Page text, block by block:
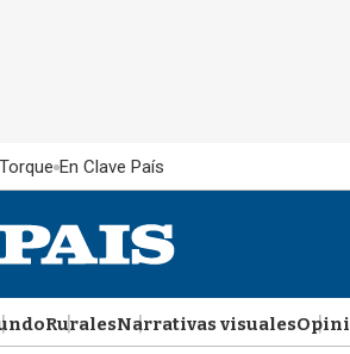
En Clave País
RuralesNarrativas visuales